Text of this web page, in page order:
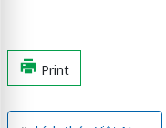
Print